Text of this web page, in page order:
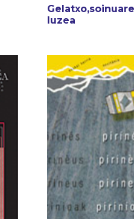
luzea